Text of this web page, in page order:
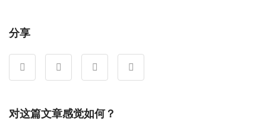
分享
对这篇文章感觉如何？